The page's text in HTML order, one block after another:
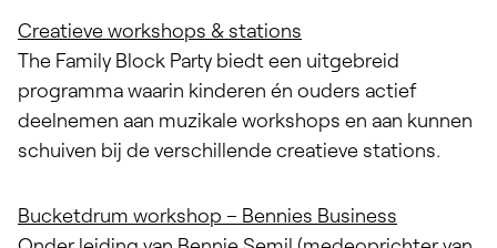
Creatieve workshops & stations
The Family Block Party biedt een uitgebreid
programma waarin kinderen én ouders actief
deelnemen aan muzikale workshops en aan kunnen
schuiven bij de verschillende creatieve stations.
Bucketdrum workshop – Bennies Business